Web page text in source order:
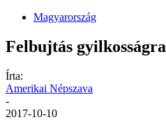
Magyarország
Felbujtás gyilkosságra
Írta:
Amerikai Népszava
-
2017-10-10